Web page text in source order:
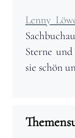
Lenny
Sterne
sie schön